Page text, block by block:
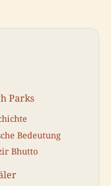
Parks
Bedeutung
Bhutto